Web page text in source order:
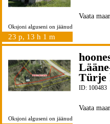
Oksjoni alguseni on jäänud
23 p, 13 h 1 m
Vaata
Oksjoni alguseni on jäänud
Türje
ID: 100483
Vaata